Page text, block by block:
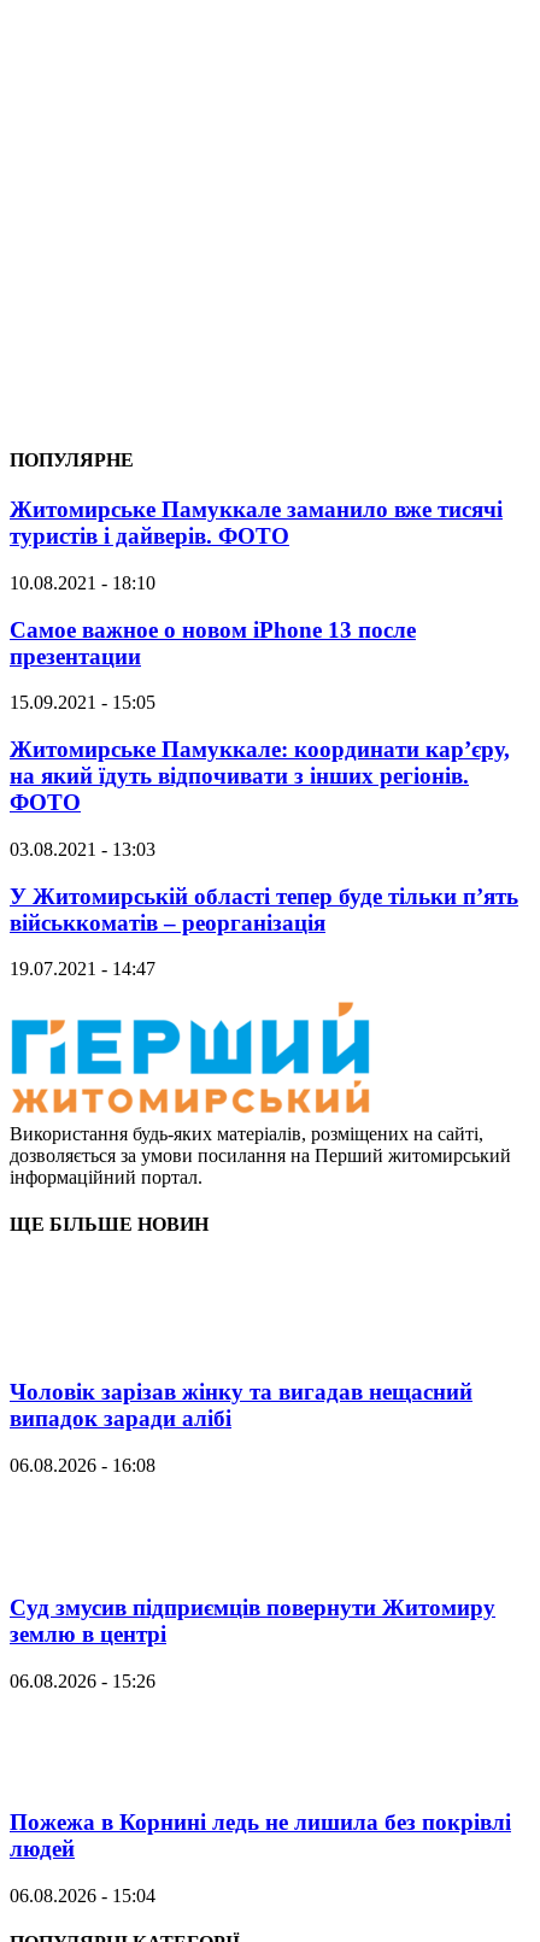
ПОПУЛЯРНЕ
Житомирське Памуккале заманило вже тисячі
туристів і дайверів. ФОТО
10.08.2021 - 18:10
Самое важное о новом iPhone 13 после
презентации
15.09.2021 - 15:05
Житомирське Памуккале: координати кар’єру,
на який їдуть відпочивати з інших регіонів.
ФОТО
03.08.2021 - 13:03
У Житомирській області тепер буде тільки п’ять
військкоматів – реорганізація
19.07.2021 - 14:47
Використання будь-яких матеріалів, розміщених на сайті,
дозволяється за умови посилання на Перший житомирський
інформаційний портал.
ЩЕ БІЛЬШЕ НОВИН
Чоловік зарізав жінку та вигадав нещасний
випадок заради алібі
06.08.2026 - 16:08
Суд змусив підприємців повернути Житомиру
землю в центрі
06.08.2026 - 15:26
Пожежа в Корнині ледь не лишила без покрівлі
людей
06.08.2026 - 15:04